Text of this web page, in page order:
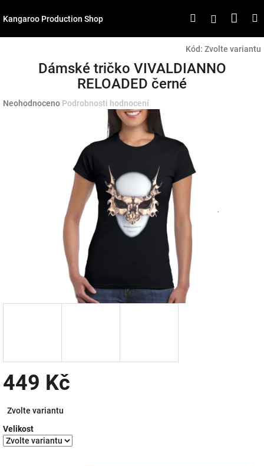
naKangaroo Production Shop HledatPřihlášení
Kód: Zvolte variantu
Dámské tričko VIVALDIANNO
RELOADED černé
Průměrné
Neohodnoceno Podrobnosti hodnocení
449 Kč
cena:
Zvolte variantu
Velikost